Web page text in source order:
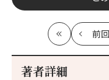
最
初
前回
著者詳細